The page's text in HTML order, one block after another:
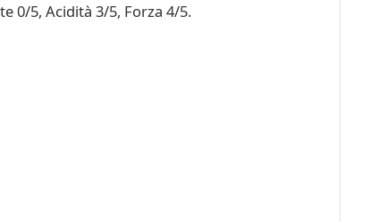
0/5, Acidità 3/5, Forza 4/5.